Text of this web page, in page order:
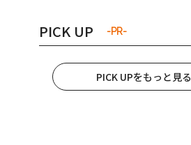
PICK UP -PR-
PICK UPをもっと見る